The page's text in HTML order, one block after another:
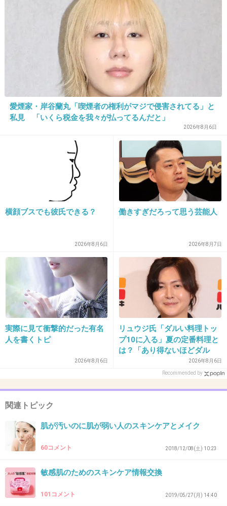
2020/01/21(火) 23:33:19
アルソア。割といい。
でも私の場合アトピーだから皮膚科の薬使い始めたらそれ
が一番だった。
皮膚科でシャンプーはノブ勧められたよ。
+8 -5
2020/01/21(火) 23:36:54
私はフタアミンクリームが最強だと思ってる。
敏感肌だけど、ピリつかないだけじゃなくて、肌もしっか
りキレイになるし、吹き出物もできなくなった！オススメ
ちなみに化粧水はたまご化粧水です。
2020/01/21(火) 23:36:57
meethって化粧水いいよ。ソンミさんが作ってる。あれ本当に感動した。
+2
31. 匿名2020/01/21(火) 23:37:18
昨年より普通肌から超敏感肌に変化してしまい
今は、アベンヌウォーターにアトレージュの化
愛煙家・岸谷蘭丸「喫煙者の権利がマジで侵害されてる」と
私見 「いくら税金を我々が払ってるんだと」
2026年8月6日
横顔ブスでも彼氏できる？
2026年8月6日
働きすぎだろって思う芸能人
2026年8月7日
実際に見て衝撃的だった有名
人を書くトピ
2026年8月6日
リュウジ氏「ダルい料理トッ
プ10に入る」夏の定番料理と
は？「あり得ないほどダル
2026年8月6日
Recommended by
関連トピック
肌が汚いのに肌が弱い人のスキンケアとメイク
60コメント 2018/12/08(土) 10:23
敏感肌のためのスキンケア情報交換
101コメント 2019/05/27(月) 14:40